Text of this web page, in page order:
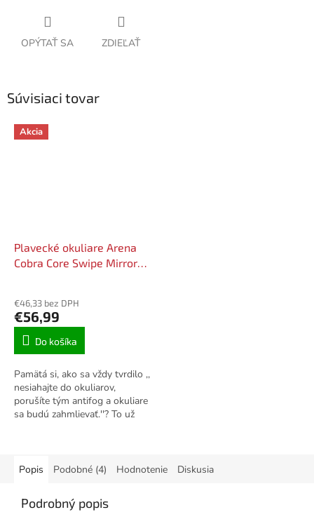
OPÝTAŤ SA ZDIEĽAŤ
Súvisiaci tovar
Akcia
Plavecké okuliare Arena
Cobra Core Swipe Mirror
€46,33 bez DPH
€56,99
Do košíka
Pamätá si, ako sa vždy tvrdilo ,,
nesiahajte do okuliarov,
porušíte tým antifog a okuliare
sa budú zahmlievať.''? To už
Popis Podobné (4) Hodnotenie Diskusia
Podrobný popis